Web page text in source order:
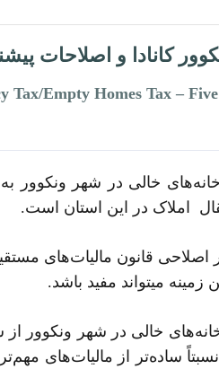
کانادا و اصلاحات
املاک در این استان است.
می­تواند مفید باشد.